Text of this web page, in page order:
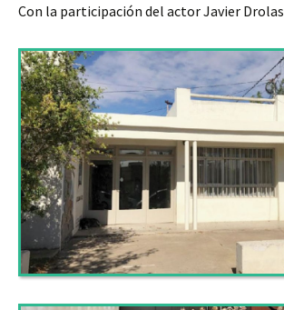
Con la participación del actor Javier Drolas